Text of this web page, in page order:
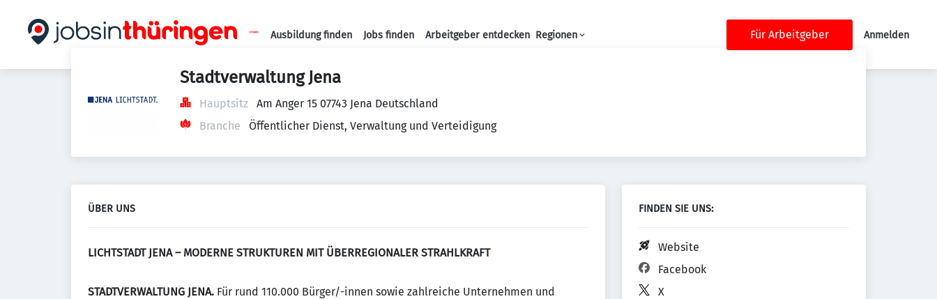
Haupt-Navigation
Ausbildung finden Jobs finden Arbeitgeber entdecken Regionen Für Arbeitgeber Anmelden
Stadtverwaltung Jena
Hauptsitz
Am Anger 15 07743 Jena Deutschland
Branche
Öffentlicher Dienst, Verwaltung und Verteidigung
ÜBER UNS
LICHTSTADT JENA – MODERNE STRUKTUREN MIT ÜBERREGIONALER STRAHLKRAFT
STADTVERWALTUNG JENA. Für rund 110.000 Bürger/-innen sowie zahlreiche Unternehmen und
FINDEN SIE UNS:
Website
Facebook
X